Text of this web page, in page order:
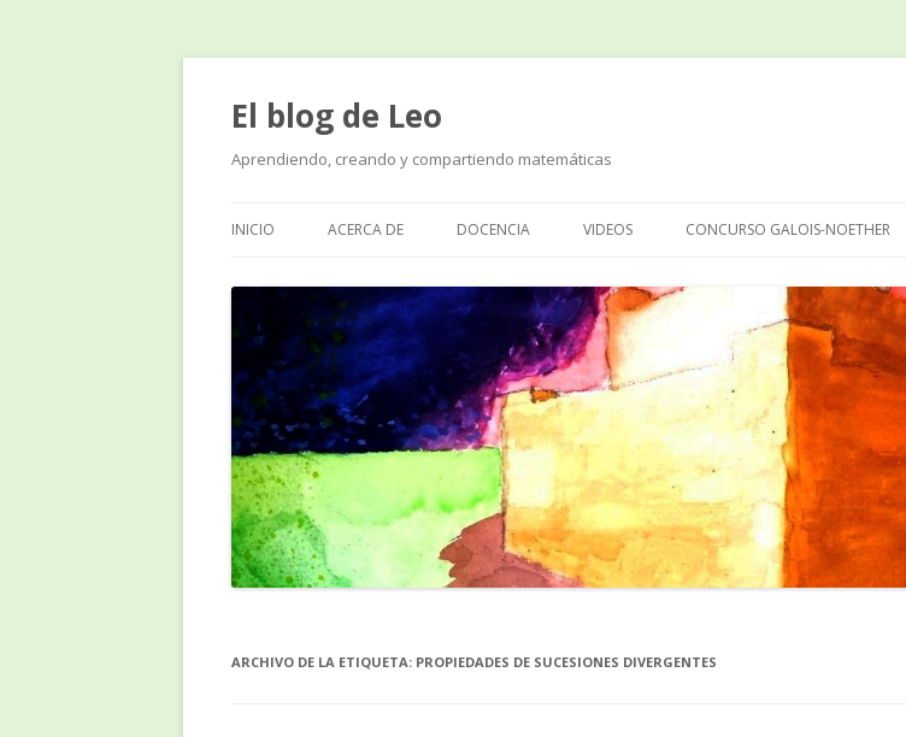
El blog de Leo
Aprendiendo, creando y compartiendo matemáticas
al
INICIO ACERCA DE DOCENCIA VIDEOS CONCURSO GALOIS-NOETHER
ARCHIVO DE LA ETIQUETA: PROPIEDADES DE SUCESIONES DIVERGENTES